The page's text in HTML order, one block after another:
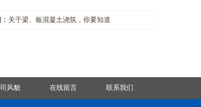
关于梁、板混凝土浇筑，你要知道
风貌 在线留言 联系我们